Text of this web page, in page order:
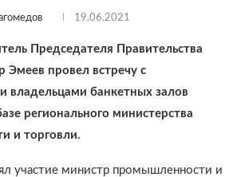
19.06.2021
Председателя Правительства
Эмеев провел встречу с
владельцами банкетных залов
регионального министерства
и торговли.
участие министр промышленности и